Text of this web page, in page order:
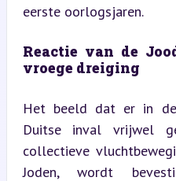
eerste oorlogsjaren.
Reactie van de
vroege dreiging
Het beeld dat er in
Duitse inval vrijwel
collectieve
Joden, wordt